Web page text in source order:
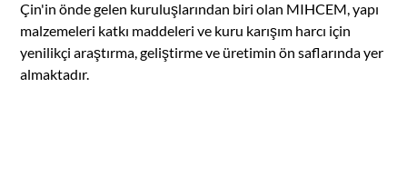
Çin'in önde gelen kuruluşlarından biri olan MIHCEM, yapı
malzemeleri katkı maddeleri ve kuru karışım harcı için
yenilikçi araştırma, geliştirme ve üretimin ön saflarında yer
almaktadır.